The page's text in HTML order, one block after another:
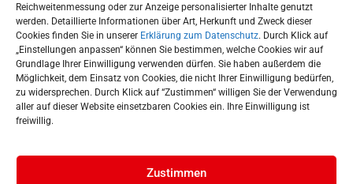
Reichweitenmessung oder zur Anzeige personalisierter Inhalte genutzt
werden. Detaillierte Informationen über Art, Herkunft und Zweck dieser
Cookies finden Sie in unserer Erklärung zum Datenschutz. Durch Klick auf
„Einstellungen anpassen“ können Sie bestimmen, welche Cookies wir auf
Grundlage Ihrer Einwilligung verwenden dürfen. Sie haben außerdem die
Möglichkeit, dem Einsatz von Cookies, die nicht Ihrer Einwilligung bedürfen,
zu widersprechen. Durch Klick auf “Zustimmen“ willigen Sie der Verwendung
aller auf dieser Website einsetzbaren Cookies ein. Ihre Einwilligung ist
freiwillig.
Zustimmen